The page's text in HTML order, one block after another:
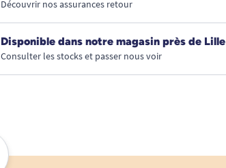
Découvrir nos assurances retour
Disponible dans notre magasin près de Lille
Consulter les stocks et passer nous voir